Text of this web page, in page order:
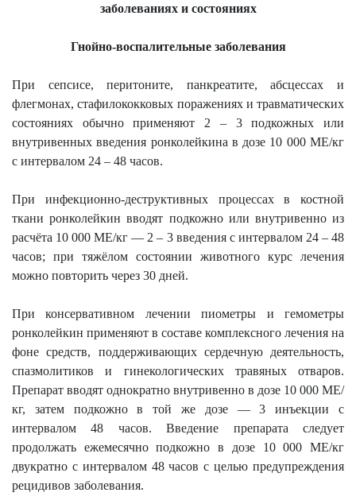
заболеваниях и состояниях
Гнойно-воспалительные заболевания
При сепсисе, перитоните, панкреатите, абсцессах и
флегмонах, стафилококковых поражениях и травматических
состояниях обычно применяют 2 – 3 подкожных или
внутривенных введения ронколейкина в дозе 10 000 МЕ/кг
с интервалом 24 – 48 часов.
При инфекционно-деструктивных процессах в костной
ткани ронколейкин вводят подкожно или внутривенно из
расчёта 10 000 МЕ/кг — 2 – 3 введения с интервалом 24 – 48
часов; при тяжёлом состоянии животного курс лечения
можно повторить через 30 дней.
При консервативном лечении пиометры и гемометры
ронколейкин применяют в составе комплексного лечения на
фоне средств, поддерживающих сердечную деятельность,
спазмолитиков и гинекологических травяных отваров.
Препарат вводят однократно внутривенно в дозе 10 000 МЕ/
кг, затем подкожно в той же дозе — 3 инъекции с
интервалом 48 часов. Введение препарата следует
продолжать ежемесячно подкожно в дозе 10 000 МЕ/кг
двукратно с интервалом 48 часов с целью предупреждения
рецидивов заболевания.